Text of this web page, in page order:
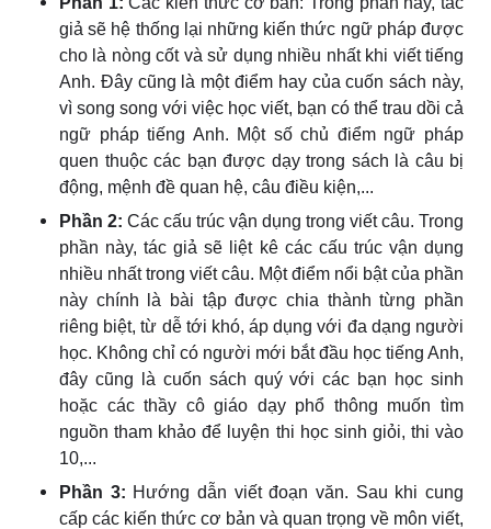
giả sẽ hệ thống lại những kiến thức ngữ pháp được
cho là nòng cốt và sử dụng nhiều nhất khi viết tiếng
Anh. Đây cũng là một điểm hay của cuốn sách này,
vì song song với việc học viết, bạn có thể trau dồi cả
ngữ pháp tiếng Anh. Một số chủ điểm ngữ pháp
quen thuộc các bạn được dạy trong sách là câu bị
động, mệnh đề quan hệ, câu điều kiện,...
Phần 2: Các cấu trúc vận dụng trong viết câu. Trong
phần này, tác giả sẽ liệt kê các cấu trúc vận dụng
nhiều nhất trong viết câu. Một điểm nổi bật của phần
này chính là bài tập được chia thành từng phần
riêng biệt, từ dễ tới khó, áp dụng với đa dạng người
học. Không chỉ có người mới bắt đầu học tiếng Anh,
đây cũng là cuốn sách quý với các bạn học sinh
hoặc các thầy cô giáo dạy phổ thông muốn tìm
nguồn tham khảo để luyện thi học sinh giỏi, thi vào
10,...
Phần 3: Hướng dẫn viết đoạn văn. Sau khi cung
cấp các kiến thức cơ bản và quan trọng về môn viết,